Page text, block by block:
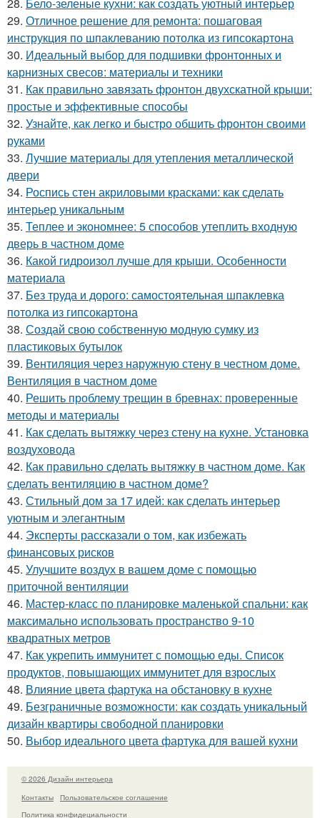
29. Отличное решение для ремонта: пошаговая
инструкция по шпаклеванию потолка из гипсокартона
30. Идеальный выбор для подшивки фронтонных и
карнизных свесов: материалы и техники
31. Как правильно завязать фронтон двухскатной крыши:
простые и эффективные способы
32. Узнайте, как легко и быстро обшить фронтон своими
руками
33. Лучшие материалы для утепления металлической
двери
34. Роспись стен акриловыми красками: как сделать
интерьер уникальным
35. Теплее и экономнее: 5 способов утеплить входную
дверь в частном доме
36. Какой гидроизол лучше для крыши. Особенности
материала
37. Без труда и дорого: самостоятельная шпаклевка
потолка из гипсокартона
38. Создай свою собственную модную сумку из
пластиковых бутылок
39. Вентиляция через наружную стену в честном доме.
Вентиляция в частном доме
40. Решить проблему трещин в бревнах: проверенные
методы и материалы
41. Как сделать вытяжку через стену на кухне. Установка
воздуховода
42. Как правильно сделать вытяжку в частном доме. Как
сделать вентиляцию в частном доме?
43. Стильный дом за 17 идей: как сделать интерьер
уютным и элегантным
44. Эксперты рассказали о том, как избежать
финансовых рисков
45. Улучшите воздух в вашем доме с помощью
приточной вентиляции
46. Мастер-класс по планировке маленькой спальни: как
максимально использовать пространство 9-10
квадратных метров
47. Как укрепить иммунитет с помощью еды. Список
продуктов, повышающих иммунитет для взрослых
48. Влияние цвета фартука на обстановку в кухне
49. Безграничные возможности: как создать уникальный
дизайн квартиры свободной планировки
50. Выбор идеального цвета фартука для вашей кухни
© 2026 Дизайн интерьера
Контакты
Пользовательское соглашение
Политика конфидециальности